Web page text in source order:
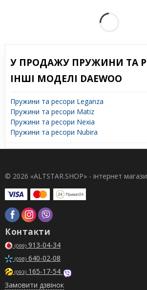
У ПРОДАЖУ ПРУЖИНИ ТА
ІНШІ МОДЕЛІ DAEWOO
Пружини та ресори Leganza
Пружини та ресори Matiz
Пружини та ресори Nexia
Пружини та ресори Nubira
© 2026 «ALTSTAR.SHOP» - інтернет
Контакти
(099) 913-04-34
(098) 640-02-08
(093) 165-17-54
Замовити дзвінок